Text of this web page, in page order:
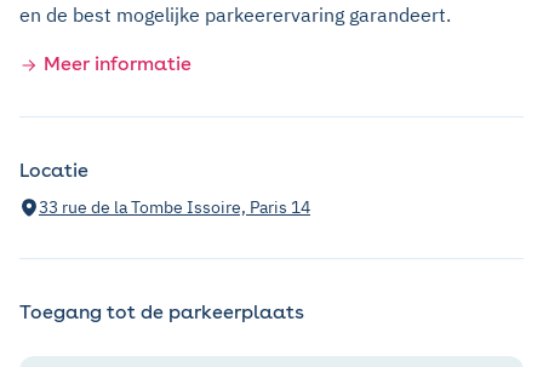
en de best mogelijke parkeerervaring garandeert.
Meer informatie
Locatie
33 rue de la Tombe Issoire, Paris 14
Toegang tot de parkeerplaats